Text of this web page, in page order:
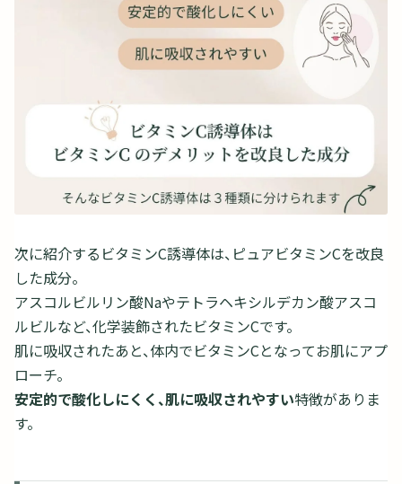
次に紹介するビタミンC誘導体は、ピュアビタミンCを改良
した成分。
アスコルビルリン酸Naやテトラヘキシルデカン酸アスコ
ルビルなど、化学装飾されたビタミンCです。
肌に吸収されたあと、体内でビタミンCとなってお肌にアプ
ローチ。
安定的で酸化しにくく、肌に吸収されやすい特徴がありま
す。